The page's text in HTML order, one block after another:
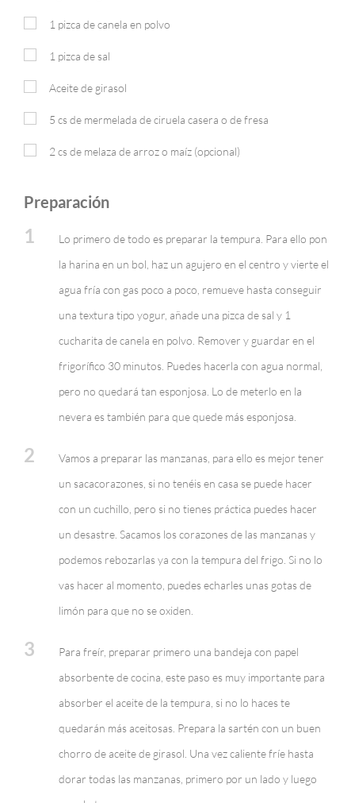
1 pizca de canela en polvo
1 pizca de sal
Aceite de girasol
5 cs de mermelada de ciruela casera o de fresa
2 cs de melaza de arroz o maíz (opcional)
Preparación
1
Lo primero de todo es preparar la tempura. Para ello pon
la harina en un bol, haz un agujero en el centro y vierte el
agua fría con gas poco a poco, remueve hasta conseguir
una textura tipo yogur, añade una pizca de sal y 1
cucharita de canela en polvo. Remover y guardar en el
frigorífico 30 minutos. Puedes hacerla con agua normal,
pero no quedará tan esponjosa. Lo de meterlo en la
nevera es también para que quede más esponjosa.
2
Vamos a preparar las manzanas, para ello es mejor tener
un sacacorazones, si no tenéis en casa se puede hacer
con un cuchillo, pero si no tienes práctica puedes hacer
un desastre. Sacamos los corazones de las manzanas y
podemos rebozarlas ya con la tempura del frigo. Si no lo
vas hacer al momento, puedes echarles unas gotas de
limón para que no se oxiden.
3
Para freír, preparar primero una bandeja con papel
absorbente de cocina, este paso es muy importante para
absorber el aceite de la tempura, si no lo haces te
quedarán más aceitosas. Prepara la sartén con un buen
chorro de aceite de girasol. Una vez caliente fríe hasta
dorar todas las manzanas, primero por un lado y luego